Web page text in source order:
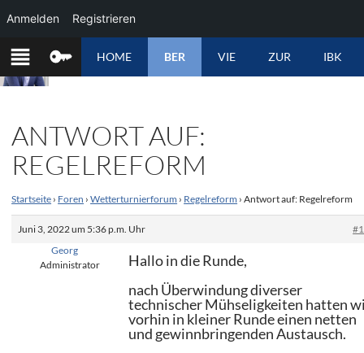
ZUM
INHALT
SPRINGEN
HOME BER VIE ZUR IBK
ANTWORT AUF:
REGELREFORM
Startseite › Foren › Wetterturnierforum › Regelreform › Antwort auf: Regelreform
Juni 3, 2022 um 5:36 p.m. Uhr
Georg
Administrator
Hallo in die Runde,
nach Überwindung diverser
technischer Mühseligkeiten hatten
vorhin in kleiner Runde einen netten
und gewinnbringenden Austausch.
Anmelden Registrieren